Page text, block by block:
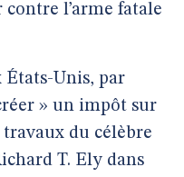
l’arme fatale
États-Unis, par
» un impôt sur
du célèbre
T. Ely dans